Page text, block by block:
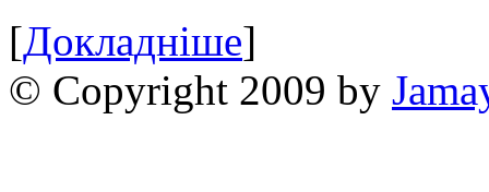
[Докладніше]
© Copyright 2009 by